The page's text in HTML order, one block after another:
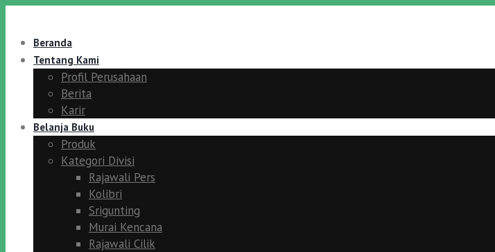
Beranda
Tentang Kami
Profil Perusahaan
Berita
Karir
Belanja Buku
Produk
Kategori Divisi
Rajawali Pers
Kolibri
Srigunting
Murai Kencana
Rajawali Cilik